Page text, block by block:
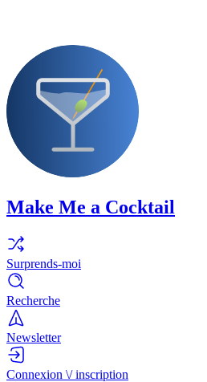
Make Me a Cocktail
Surprends-moi
Recherche
Newsletter
Connexion \/ inscription